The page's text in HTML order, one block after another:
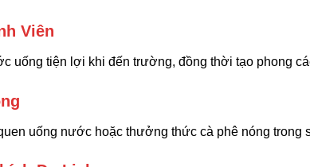
Viên
uống tiện lợi khi đến trường, đồng thời tạo phong
uống nước hoặc thưởng thức cà phê nóng trong